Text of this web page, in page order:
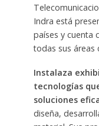
Indra está
países y cuenta
todas sus áreas
Instalaza
tecnologías
soluciones
diseña,